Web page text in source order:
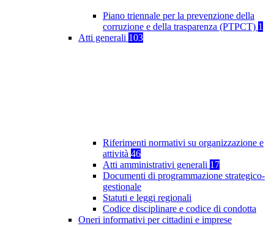
Piano triennale per la prevenzione della
corruzione e della trasparenza (PTPCT) 1
Atti generali 103
Riferimenti normativi su organizzazione e
attività 46
Atti amministrativi generali 17
Documenti di programmazione strategico-
gestionale
Statuti e leggi regionali
Codice disciplinare e codice di condotta
Oneri informativi per cittadini e imprese